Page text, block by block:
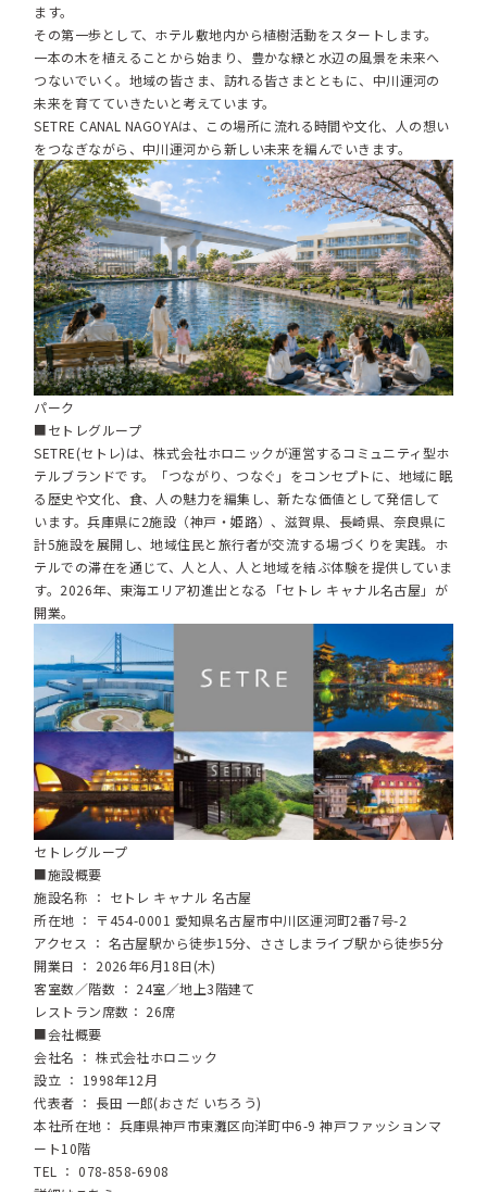
ます。
その第一歩として、ホテル敷地内から植樹活動をスタートします。
一本の木を植えることから始まり、豊かな緑と水辺の風景を未来へ
つないでいく。地域の皆さま、訪れる皆さまとともに、中川運河の
未来を育てていきたいと考えています。
SETRE CANAL NAGOYAは、この場所に流れる時間や文化、人の想い
をつなぎながら、中川運河から新しい未来を編んでいきます。
パーク
■セトレグループ
SETRE(セトレ)は、株式会社ホロニックが運営するコミュニティ型ホ
テルブランドです。「つながり、つなぐ」をコンセプトに、地域に眠
る歴史や文化、食、人の魅力を編集し、新たな価値として発信して
います。兵庫県に2施設（神戸・姫路）、滋賀県、長崎県、奈良県に
計5施設を展開し、地域住民と旅行者が交流する場づくりを実践。ホ
テルでの滞在を通じて、人と人、人と地域を結ぶ体験を提供していま
す。2026年、東海エリア初進出となる「セトレ キャナル名古屋」が
開業。
セトレグループ
■施設概要
施設名称 ： セトレ キャナル 名古屋
所在地 ： 〒454-0001 愛知県名古屋市中川区運河町2番7号-2
アクセス ： 名古屋駅から徒歩15分、ささしまライブ駅から徒歩5分
開業日 ： 2026年6月18日(木)
客室数／階数 ： 24室／地上3階建て
レストラン席数： 26席
■会社概要
会社名 ： 株式会社ホロニック
設立 ： 1998年12月
代表者 ： 長田 一郎(おさだ いちろう)
本社所在地： 兵庫県神戸市東灘区向洋町中6-9 神戸ファッションマ
ート10階
TEL ： 078-858-6908